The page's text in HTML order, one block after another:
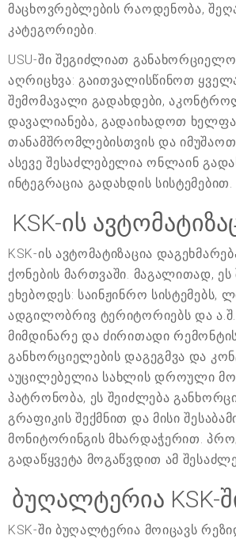
მაცხოვრებლების რაოდენობა,
კატეგორიები.
USU-ში შეგიძლიათ
აღრიცხვა: გაითვალისწინოთ
შემომავალი გადახდები,
დავალიანება, გადაიხადოთ
თანამშრომლებისთვის და იმუშაოთ
ასევე შესაძლებელია ონლაინ
ინტეგრაცია გადახდის სისტემებით.
KSK-ის
KSK-ის ავტომატიზაცია
ქონების მართვაში. მაგალითად, ეს
ეხებოდეს: საინჟინრო სისტემებს,
ადგილობრივ ტერიტორიებს და
მიმდინარე და ძირითადი
განხორციელების დაგეგმვა და
აუცილებელია სახლის დროული
პატრონობა, ეს შეიძლება
გრაფიკის შექმნით და მისი
მონიტორინგის მხარდაჭერით.
გადაწყვეტა მოგაწვდით ამ
ბუღალტერია KSK-
KSK-ში ბუღალტერია მოიცავს